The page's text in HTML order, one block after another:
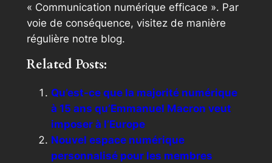
« Communication numérique efficace ». Par
voie de conséquence, visitez de manière
régulière notre blog.
Related Posts:
Qu’est-ce que la majorité numérique
à 15 ans qu’Emmanuel Macron veut
imposer à l’Europe
Nouvel espace numérique
personnalisé pour les membres